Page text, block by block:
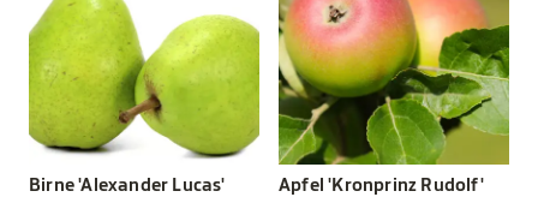
Birne 'Alexander Lucas' Apfel 'Kronprinz Rudolf'